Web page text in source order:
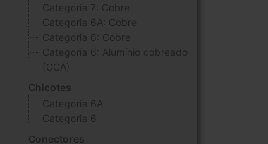
Categoria 7: Cobre
Categoria 6A: Cobre
Categoria 6: Cobre
Categoria 6: Alumínio cobreado
(CCA)
Chicotes
Categoria 6A
Categoria 6
Conectores